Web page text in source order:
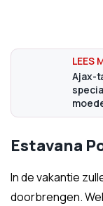
Ajax-
Estavana
In de vakantie
doorbrengen.